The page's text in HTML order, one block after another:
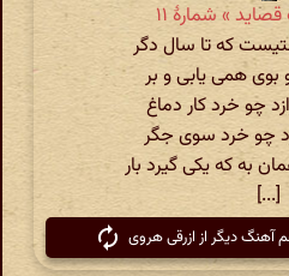
» شمارهٔ ۱۱
که تا سال دگر
بوی همی یابی و بر
چو خرد کار دماغ
چو خرد سوی جگر
به که یکی گیرد بار
[...]